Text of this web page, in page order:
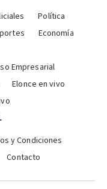
Política
Economía
Empresarial
Elonce en vivo
y Condiciones
Contacto